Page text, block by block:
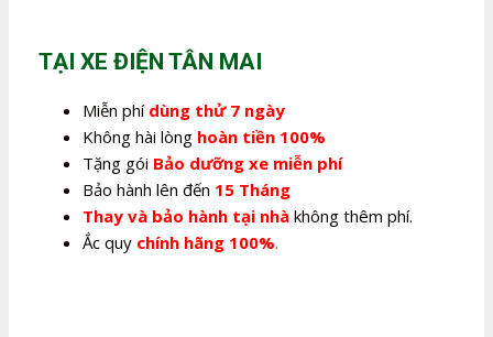
TẠI XE ĐIỆN TÂN MAI
Miễn phí dùng thử 7 ngày
Không hài lòng hoàn tiền 100%
Tặng gói Bảo dưỡng xe miễn phí
Bảo hành lên đến 15 Tháng
Thay và bảo hành tại nhà không thêm phí.
Ắc quy chính hãng 100%.